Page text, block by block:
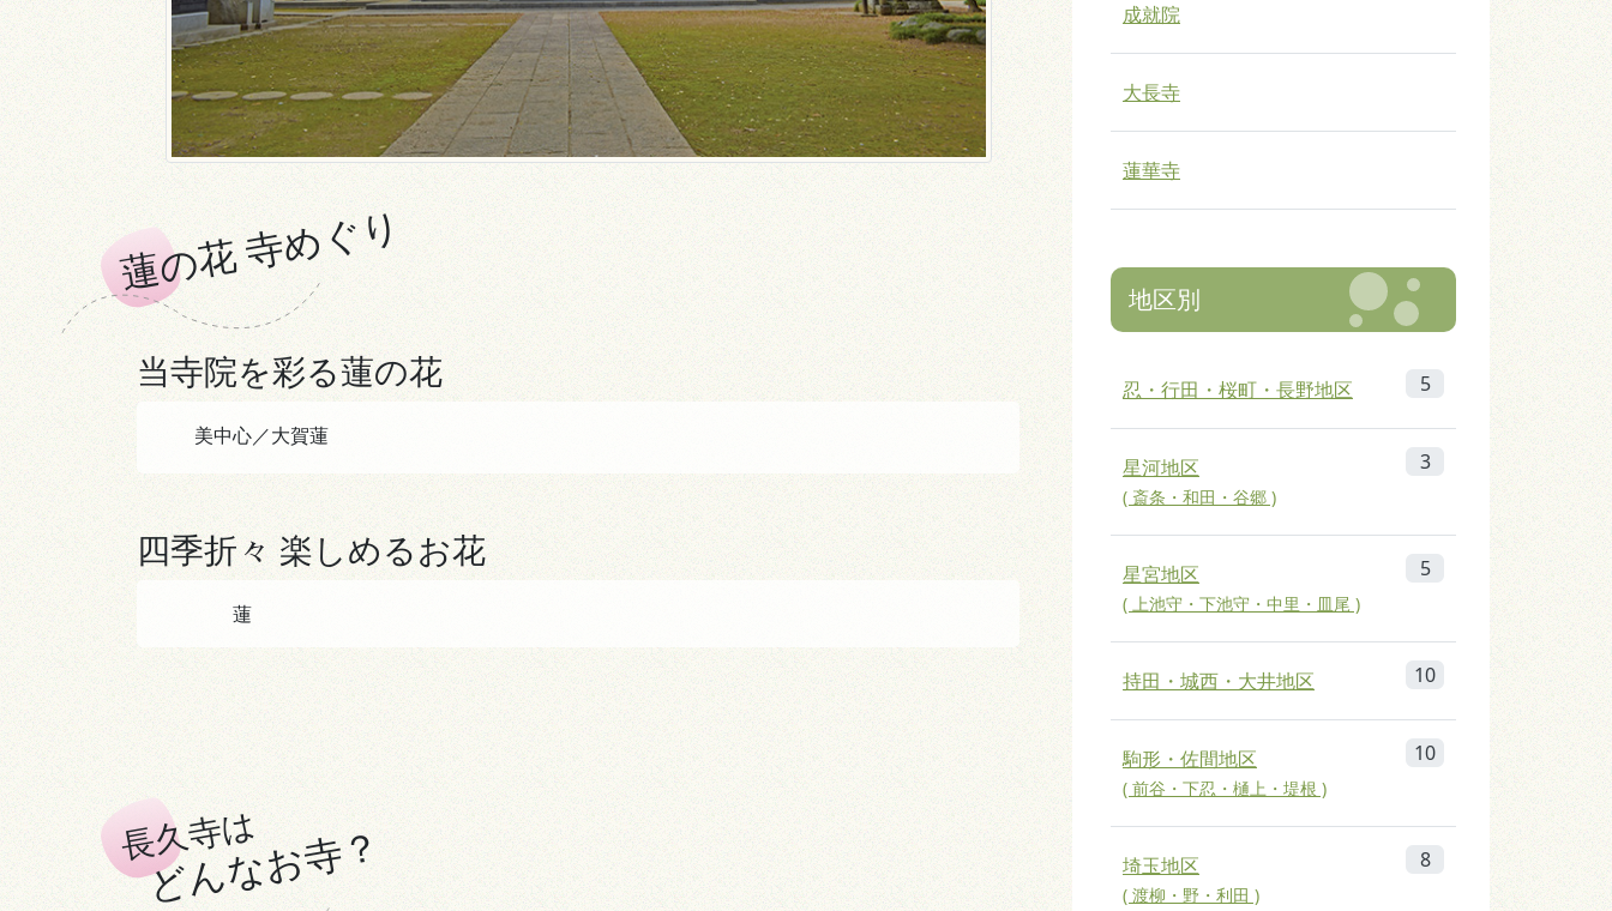
蓮の花 寺めぐり
当寺院を彩る蓮の花
美中心／大賀蓮
四季折々 楽しめるお花
蓮
長久寺は
どんなお寺？
成就院
大長寺
蓮華寺
地区別
忍・行田・桜町・長野地区 5
星河地区
( 斎条・和田・谷郷 )
3
星宮地区
( 上池守・下池守・中里・皿尾 )
5
持田・城西・大井地区 10
駒形・佐間地区
( 前谷・下忍・樋上・堤根 )
10
埼玉地区
( 渡柳・野・利田 )
8